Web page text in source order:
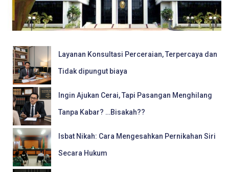
Layanan Konsultasi Perceraian, Terpercaya dan
Tidak dipungut biaya
Ingin Ajukan Cerai, Tapi Pasangan Menghilang
Tanpa Kabar? …Bisakah??
Isbat Nikah: Cara Mengesahkan Pernikahan Siri
Secara Hukum